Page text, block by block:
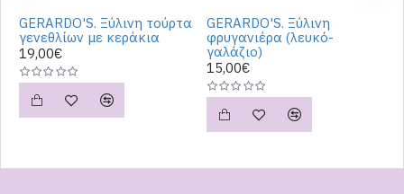
GERARDO'S. Ξύλινη τούρτα
γενεθλίων με κεράκια
19,00€
GERARDO'S. Ξύλινη
φρυγανιέρα (λευκό-
γαλάζιο)
15,00€